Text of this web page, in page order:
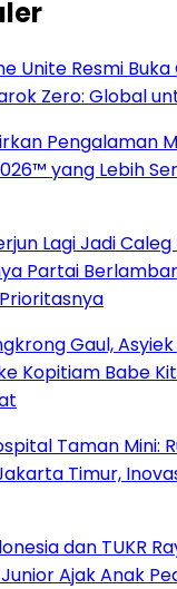
Unite Resmi
Zero: Global
Pengalaman
yang Lebih
Lagi Jadi Caleg
Partai
Gaul,
Kopitiam Babe
Taman Mini:
Timur,
dan TUKR
Ajak Anak